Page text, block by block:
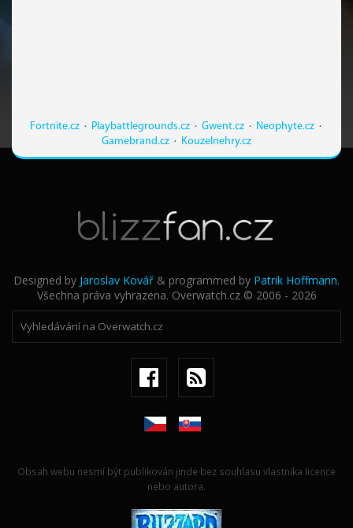
Fortnite.cz· Playbattlegrounds.cz· Gwent.cz· Neophyte.cz·
Gamebrand.cz · Kouzelnehry.cz
Designed by Jaroslav Kovář & programmed by Patrik Hoffmann.
Všechna práva vyhrazena. Overwatch.cz © 2006 - 2026
Obsah webu nesmí být publikován jinde bez souhlasu vlastníka licence
nebo autora.